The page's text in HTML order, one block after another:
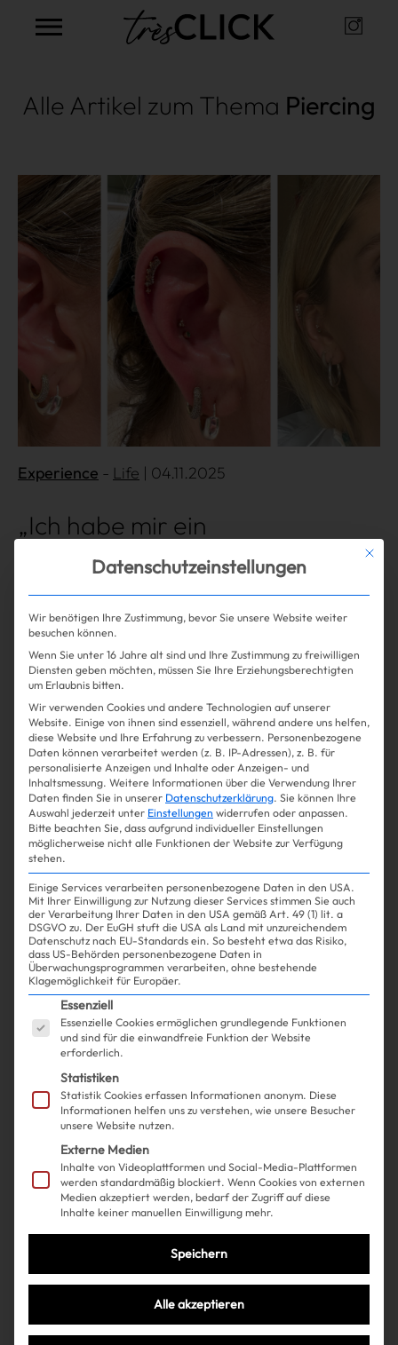
Shopping
Gossip
Experience
Win Win
Alle Artikel zum Thema Piercing
Experience Life | 04.11.2025
„Ich habe mir ein
Schlangenbiss-Piercing machen
lassen & bin im Krankenhaus
gelandet!“
Mehr lesen
Shopping Fashion| 28.03.2025
Wir wissen nicht, ob wir dieses
Piercing verstörend oder fancy
finden
Mehr lesen
Mehr lesen
Mit
Datenschutzeinstellungen
Wir benötigen Ihre Zustimmung, bevor Sie unsere Website weiter
besuchen können.
Wenn Sie unter 16 Jahre alt sind und Ihre Zustimmung zu freiwilligen
Diensten geben möchten, müssen Sie Ihre Erziehungsberechtigten
um Erlaubnis bitten.
Wir verwenden Cookies und andere Technologien auf unserer
Website. Einige von ihnen sind essenziell, während andere uns helfen,
diese Website und Ihre Erfahrung zu verbessern. Personenbezogene
Daten können verarbeitet werden (z. B. IP-Adressen), z. B. für
personalisierte Anzeigen und Inhalte oder Anzeigen- und
Inhaltsmessung. Weitere Informationen über die Verwendung Ihrer
Daten finden Sie in unserer Datenschutzerklärung. Sie können Ihre
Auswahl jederzeit unter Einstellungen widerrufen oder anpassen.
Bitte beachten Sie, dass aufgrund individueller Einstellungen
möglicherweise nicht alle Funktionen der Website zur Verfügung
stehen.
Einige Services verarbeiten personenbezogene Daten in den USA.
Mit Ihrer Einwilligung zur Nutzung dieser Services stimmen Sie auch
der Verarbeitung Ihrer Daten in den USA gemäß Art. 49 (1) lit. a
DSGVO zu. Der EuGH stuft die USA als Land mit unzureichendem
Datenschutz nach EU-Standards ein. So besteht etwa das Risiko,
dass US-Behörden personenbezogene Daten in
Überwachungsprogrammen verarbeiten, ohne bestehende
Klagemöglichkeit für Europäer.
Es folgt eine Liste der Service-Gruppen, für die
Essenziell
Essenzielle Cookies ermöglichen grundlegende Funktionen
und sind für die einwandfreie Funktion der Website
erforderlich.
Statistiken
Statistik Cookies erfassen Informationen anonym. Diese
Informationen helfen uns zu verstehen, wie unsere Besucher
unsere Website nutzen.
Externe Medien
Inhalte von Videoplattformen und Social-Media-Plattformen
werden standardmäßig blockiert. Wenn Cookies von externen
Medien akzeptiert werden, bedarf der Zugriff auf diese
Inhalte keiner manuellen Einwilligung mehr.
Speichern
Alle akzeptieren